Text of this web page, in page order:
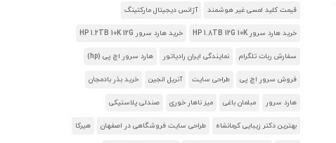
قیمت کلید لمسی غیر هوشمند آژانس دیجیتال مارکتینگ
خرید هارد سرور HP 1.8TB 12G 10K خرید هارد سرور HP 1.2TB 10K 12G
سفارش ربات تلگرام نمایندگی ایران رادیاتور هارد سرور اچ پی (hp)
فروش سرور اچ پی طراحی سایت آنریل انجین خرید بذر بادمجان
هارد سرور مبلمان باغی میز ناهار خوری صندلی پلاستیکی
بهترین دکتر زیبایی کرمانشاه طراحی سایت فروشگاهی در اصفهان هیرکا